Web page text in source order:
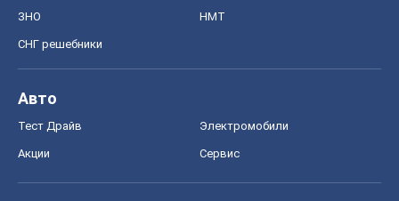
ЗНО НМТ
СНГ решебники
Авто
Тест Драйв Электромобили
Акции Сервис